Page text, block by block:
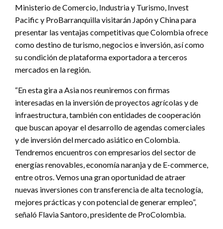
Ministerio de Comercio, Industria y Turismo, Invest
Pacific y ProBarranquilla visitarán Japón y China para
presentar las ventajas competitivas que Colombia ofrece
como destino de turismo, negocios e inversión, así como
su condición de plataforma exportadora a terceros
mercados en la región.
“En esta gira a Asia nos reuniremos con firmas
interesadas en la inversión de proyectos agrícolas y de
infraestructura, también con entidades de cooperación
que buscan apoyar el desarrollo de agendas comerciales
y de inversión del mercado asiático en Colombia.
Tendremos encuentros con empresarios del sector de
energías renovables, economía naranja y de E-commerce,
entre otros. Vemos una gran oportunidad de atraer
nuevas inversiones con transferencia de alta tecnología,
mejores prácticas y con potencial de generar empleo”,
señaló Flavia Santoro, presidente de ProColombia.